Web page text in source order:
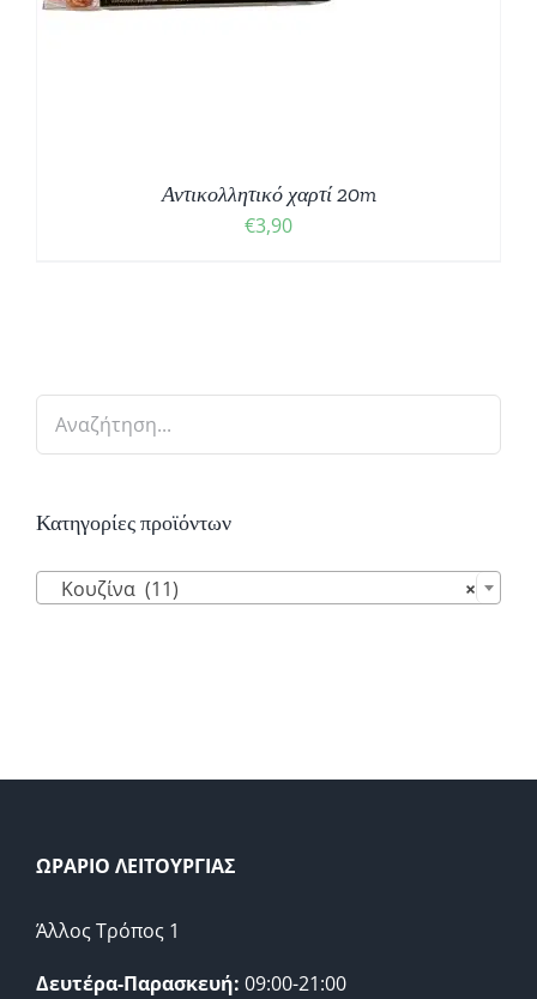
Αντικολλητικό χαρτί 20m
€3,90
Κατηγορίες προϊόντων
×
Κουζίνα (11)
ΩΡΑΡΙΟ ΛΕΙΤΟΥΡΓΙΑΣ
Άλλος Τρόπος 1
Δευτέρα-Παρασκευή: 09:00-21:00